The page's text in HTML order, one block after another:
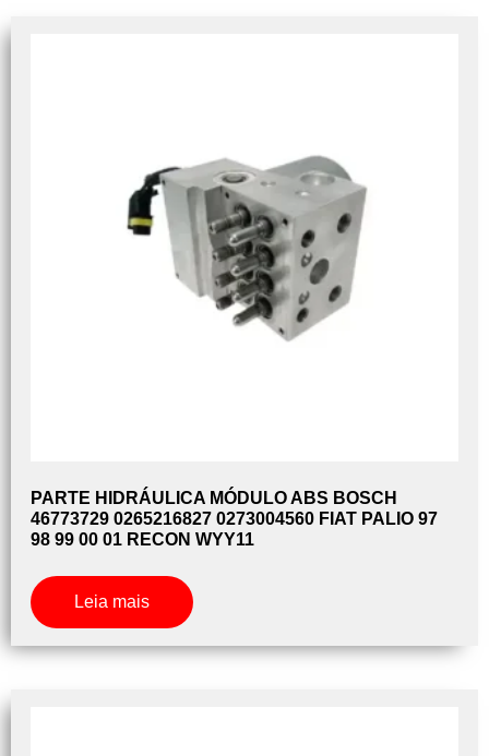
PARTE HIDRÁULICA MÓDULO ABS BOSCH
46773729 0265216827 0273004560 FIAT PALIO 97
98 99 00 01 RECON WYY11
Leia mais